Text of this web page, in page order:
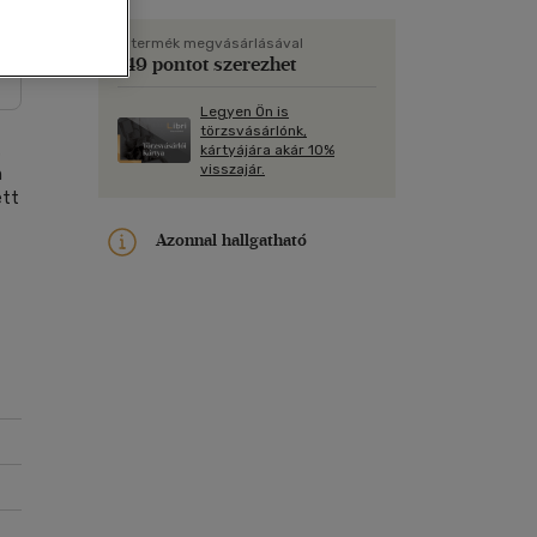
Képeslap
Papír, írószer
A termék megvásárlásával
149 pontot szerezhet
Legyen Ön is
törzsvásárlónk,
kártyájára akár 10%
visszajár.
Azonnal hallgatható